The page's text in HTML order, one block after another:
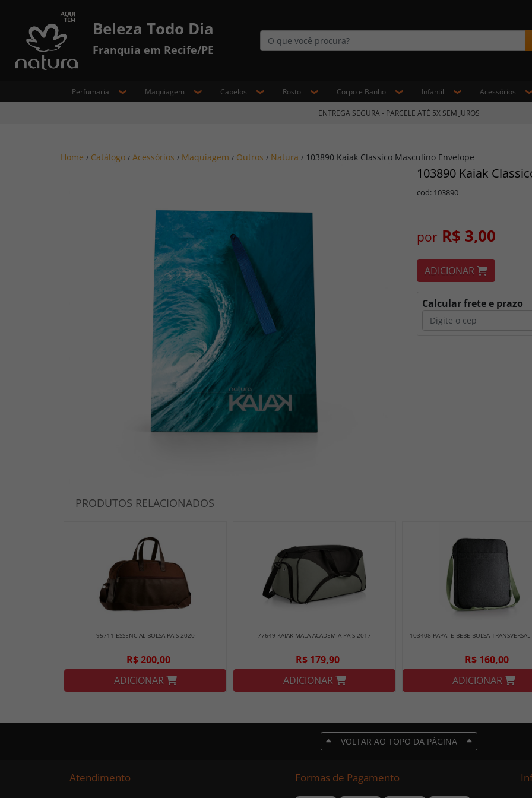
Beleza Todo Dia
Franquia em Recife/PE
Perfumaria Maquiagem Cabelos Rosto Corpo e Banho Infantil Acessórios
ENTREGA SEGURA - PARCELE ATÉ 5X SEM JUROS
Home / Catálogo / Acessórios / Maquiagem / Outros / Natura / 103890 Kaiak Classico Masculino Envelope
103890 Kaiak
cod: 103890
por R$ 3,00
ADICIONAR
Calcular frete e prazo
PRODUTOS RELACIONADOS
95711 ESSENCIAL BOLSA PAIS 2020
R$ 200,00
ADICIONAR
77649 KAIAK MALA ACADEMIA PAIS 2017
R$ 179,90
ADICIONAR
103408 PAPAI E BEBE BOLSA TRANSVERSAL
R$ 160,00
ADICIONAR
VOLTAR AO TOPO DA PÁGINA
Atendimento Formas de Pagamento